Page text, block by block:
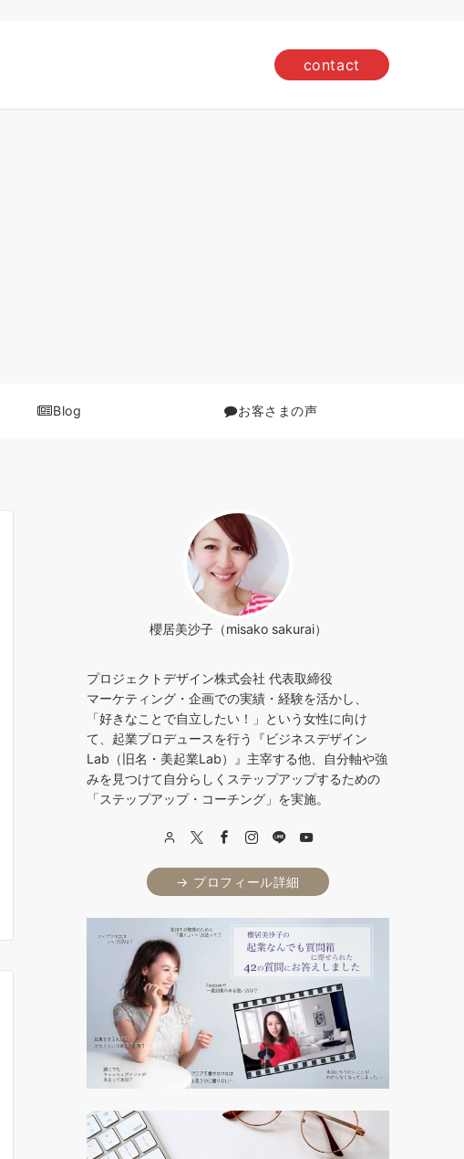
contact
Blog お客さまの声
櫻居美沙子（misako sakurai）
プロジェクトデザイン株式会社 代表取締役
マーケティング・企画での実績・経験を活かし、
「好きなことで自立したい！」という女性に向け
て、起業プロデュースを行う『ビジネスデザイン
Lab（旧名・美起業Lab）』主宰する他、自分軸や強
みを見つけて自分らしくステップアップするための
「ステップアップ・コーチング」を実施。
→ プロフィール詳細